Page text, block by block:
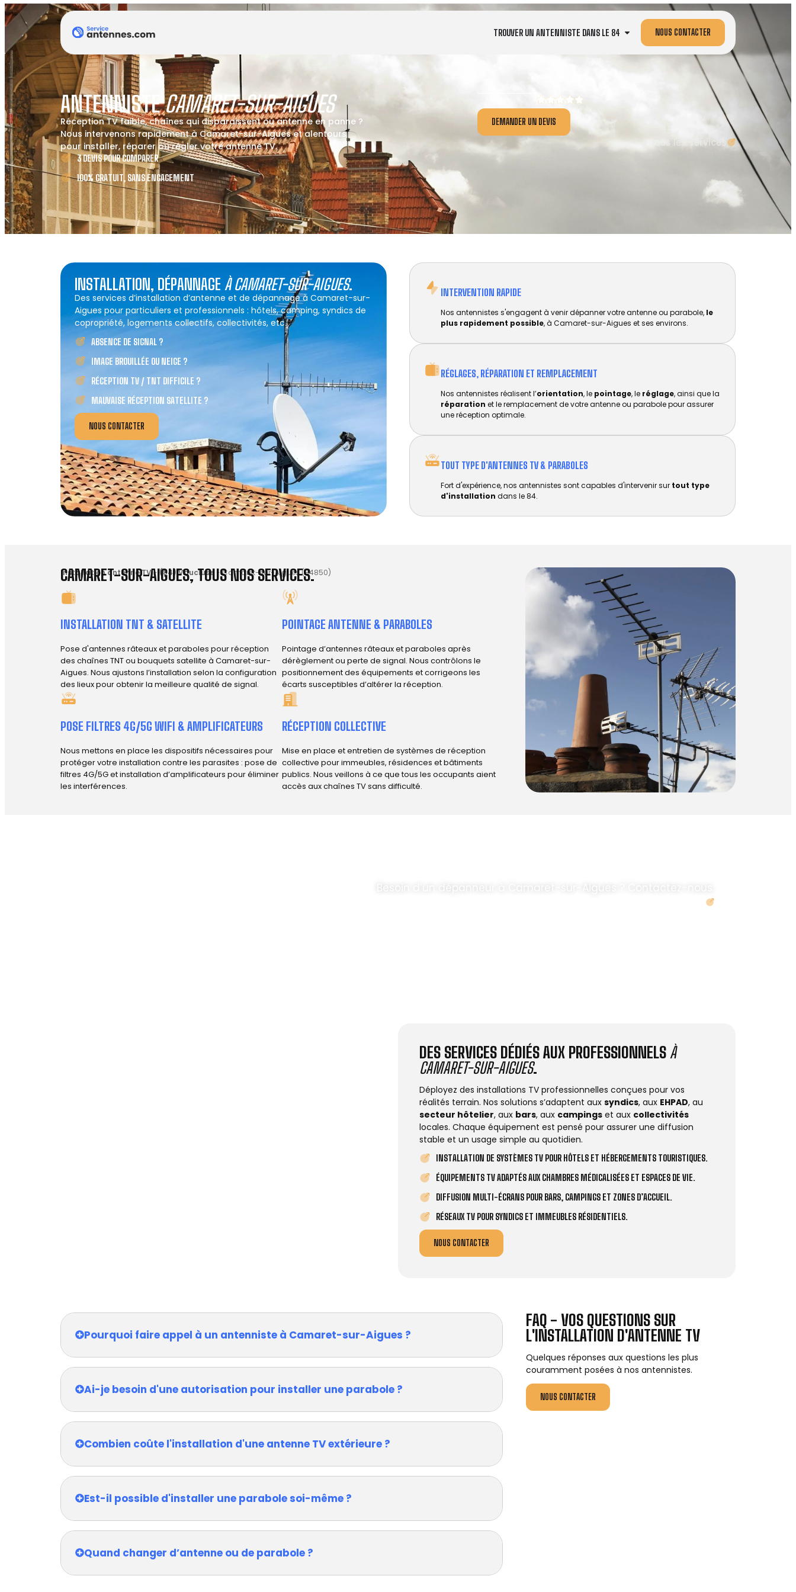
TROUVER UN ANTENNISTE DANS LE 84 NOUS CONTACTER
ANTENNISTECAMARET-SUR-AIGUES
Réception TV faible, chaînes qui disparaissent ou antenne en panne ?
Nous intervenons rapidement à Camaret-sur-Aigues et alentours
pour installer, réparer ou régler votre antenne TV.
3 DEVIS POUR COMPARER
100% GRATUIT, SANS ENGAGEMENT
DEMANDER UN DEVIS
Tous les services
INSTALLATION, DÉPANNAGE À CAMARET-SUR-AIGUES.
Des services d’installation d’antenne et de dépannage à Camaret-sur-
Aigues pour particuliers et professionnels : hôtels, camping, syndics de
copropriété, logements collectifs, collectivités, etc.
ABSENCE DE SIGNAL ?
IMAGE BROUILLÉE OU NEIGE ?
RÉCEPTION TV / TNT DIFFICILE ?
MAUVAISE RÉCEPTION SATELLITE ?
NOUS CONTACTER
INTERVENTION RAPIDE
Nos antennistes s'engagent à venir dépanner votre antenne ou parabole, le
plus rapidement possible, à Camaret-sur-Aigues et ses environs.
RÉGLAGES, RÉPARATION ET REMPLACEMENT​
Nos antennistes réalisent l’orientation, le pointage, le réglage, ainsi que la
réparation et le remplacement de votre antenne ou parabole pour assurer
une réception optimale.
TOUT TYPE D'ANTENNES TV & PARABOLES
Fort d'expérience, nos antennistes sont capables d'intervenir sur tout type
d'installation dans le 84.
Installation antenne TV- (84) Vaucluse -Camaret-sur-Aigues (84850)
CAMARET-SUR-AIGUES, TOUS NOS SERVICES.
INSTALLATION TNT & SATELLITE
Pose d'antennes râteaux et paraboles pour réception
des chaînes TNT ou bouquets satellite à Camaret-sur-
Aigues. Nous ajustons l’installation selon la configuration
des lieux pour obtenir la meilleure qualité de signal.
POINTAGE ANTENNE & PARABOLES
Pointage d’antennes râteaux et paraboles après
dérèglement ou perte de signal. Nous contrôlons le
positionnement des équipements et corrigeons les
écarts susceptibles d’altérer la réception.
POSE FILTRES 4G/5G WIFI & AMPLIFICATEURS
Nous mettons en place les dispositifs nécessaires pour
protéger votre installation contre les parasites : pose de
filtres 4G/5G et installation d’amplificateurs pour éliminer
les interférences.
RÉCEPTION COLLECTIVE
Mise en place et entretien de systèmes de réception
collective pour immeubles, résidences et bâtiments
publics. Nous veillons à ce que tous les occupants aient
accès aux chaînes TV sans difficulté.
Besoin d’un dépanneur à Camaret-sur-Aigues ? Contactez-nous.
DES SERVICES DÉDIÉS AUX PROFESSIONNELS À
CAMARET-SUR-AIGUES.
Déployez des installations TV professionnelles conçues pour vos
réalités terrain. Nos solutions s’adaptent aux syndics, aux EHPAD, au
secteur hôtelier, aux bars, aux campings et aux collectivités
locales. Chaque équipement est pensé pour assurer une diffusion
stable et un usage simple au quotidien.
INSTALLATION DE SYSTÈMES TV POUR HÔTELS ET HÉBERGEMENTS TOURISTIQUES.
ÉQUIPEMENTS TV ADAPTÉS AUX CHAMBRES MÉDICALISÉES ET ESPACES DE VIE.
DIFFUSION MULTI-ÉCRANS POUR BARS, CAMPINGS ET ZONES D’ACCUEIL.
RÉSEAUX TV POUR SYNDICS ET IMMEUBLES RÉSIDENTIELS.
NOUS CONTACTER
FAQ - VOS QUESTIONS SUR
L'INSTALLATION D'ANTENNE TV
Quelques réponses aux questions les plus
couramment posées à nos antennistes.
NOUS CONTACTER
Pourquoi faire appel à un antenniste à Camaret-sur-Aigues ?
Ai-je besoin d'une autorisation pour installer une parabole ?
Combien coûte l'installation d'une antenne TV extérieure ?
Est-il possible d'installer une parabole soi-même ?
Quand changer d’antenne ou de parabole ?